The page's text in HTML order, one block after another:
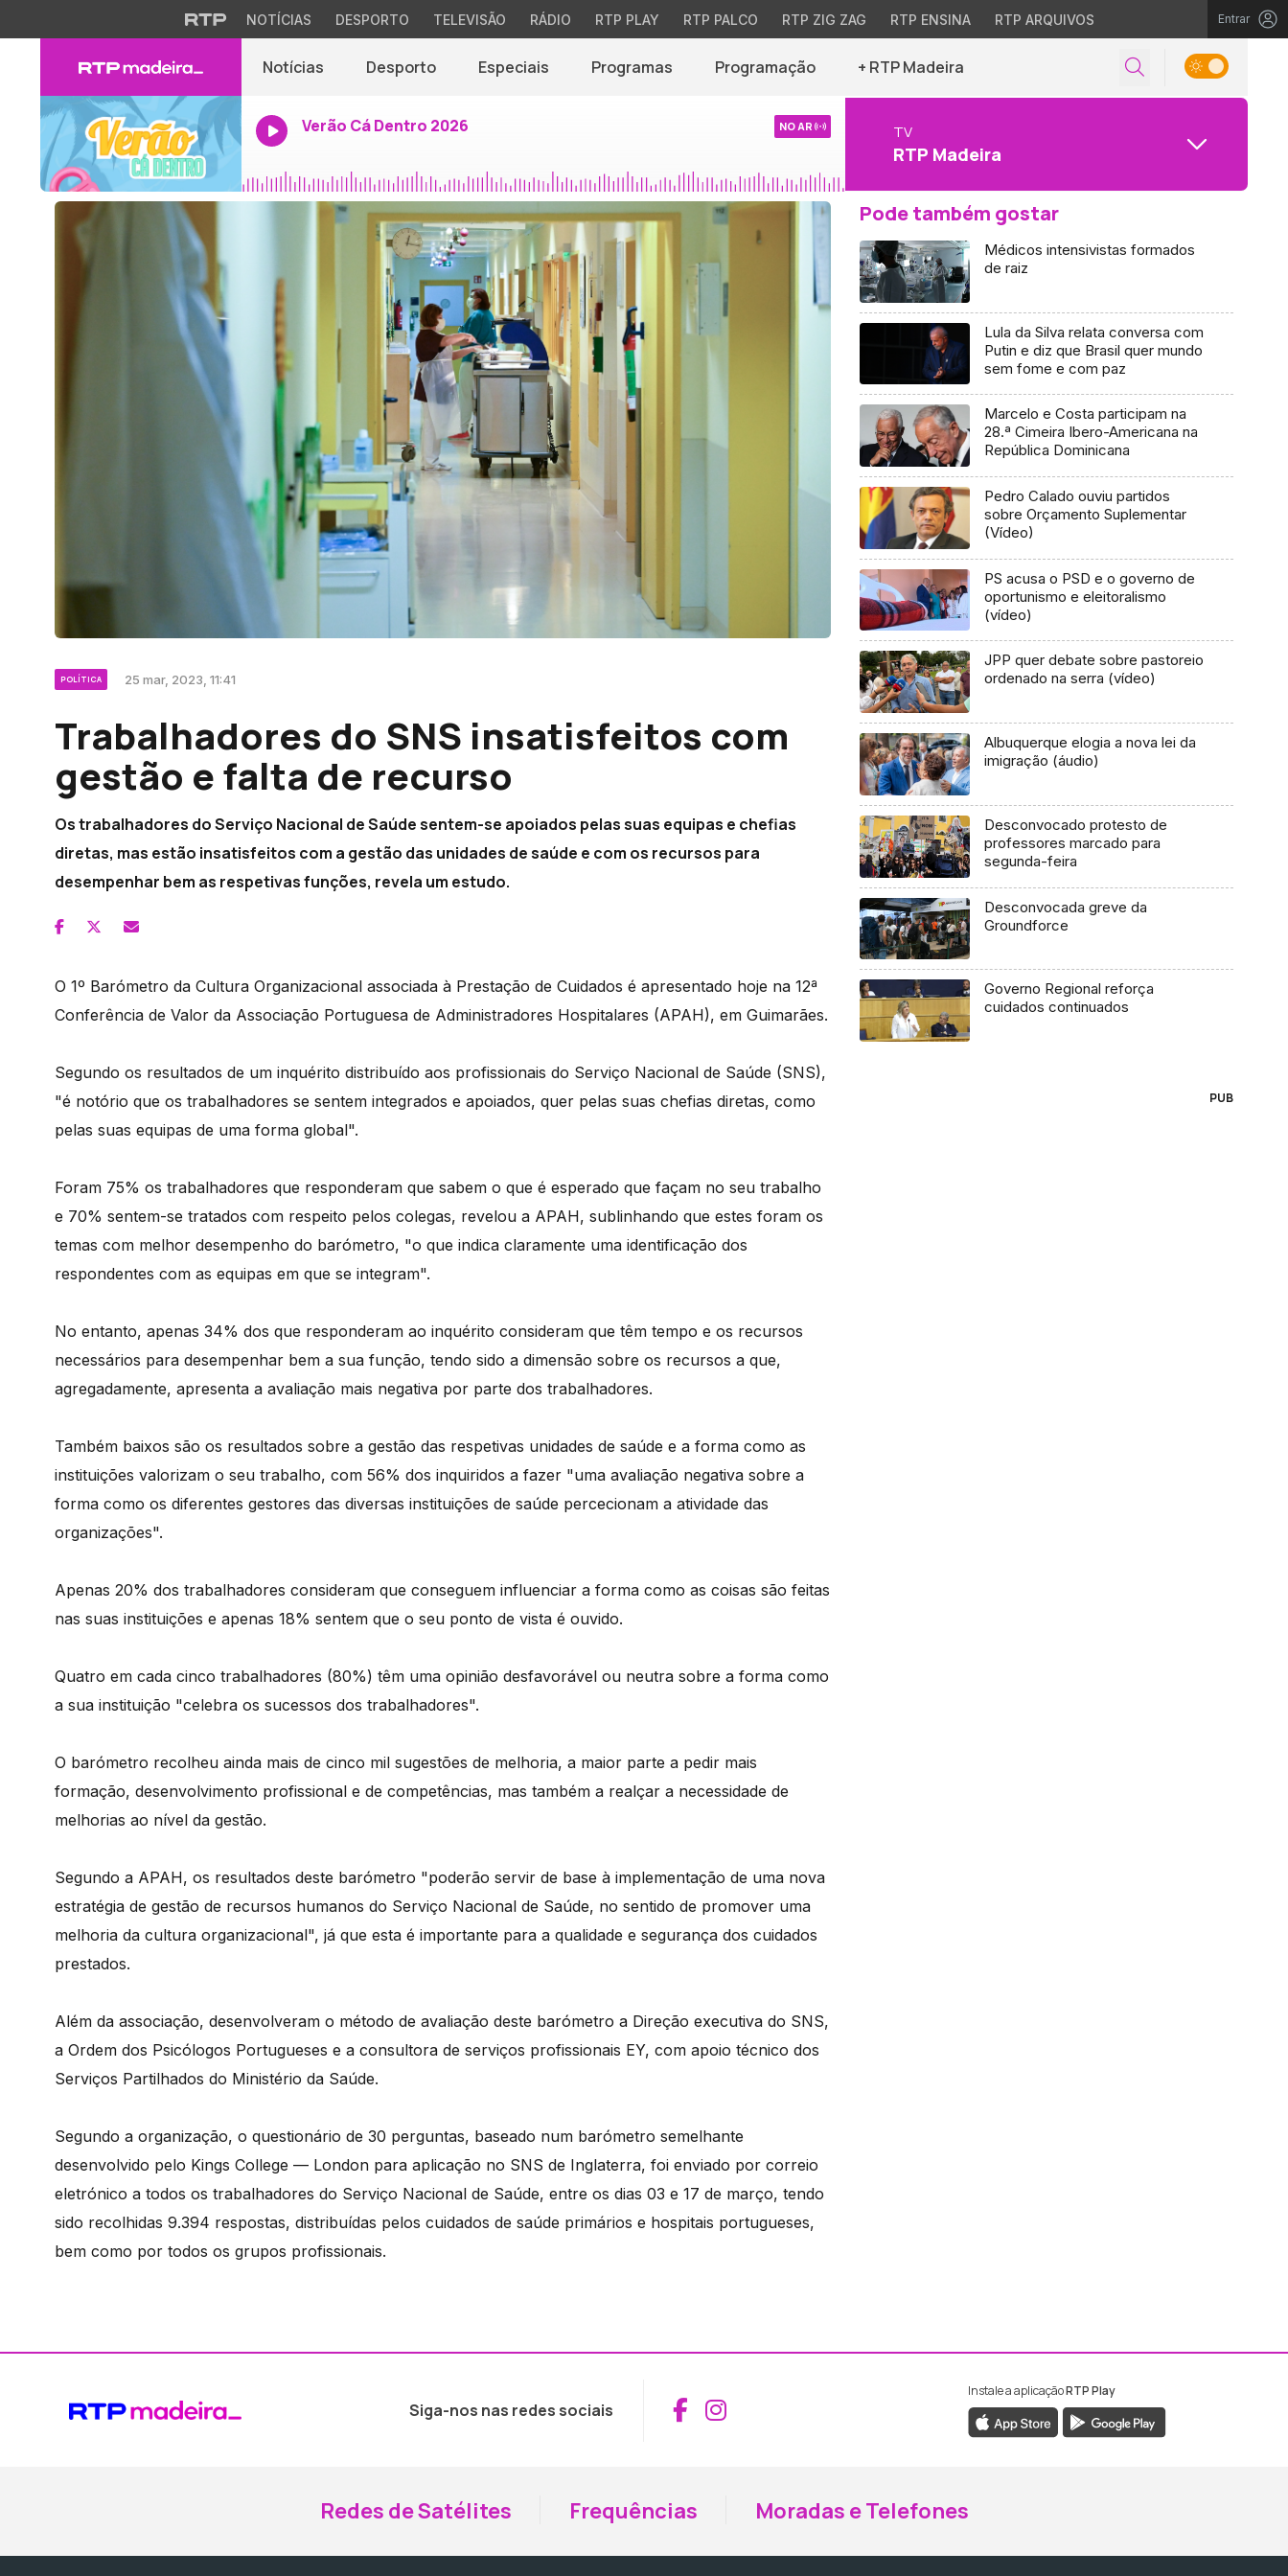
NOTÍCIAS DESPORTO TELEVISÃO RÁDIO RTP PLAY RTP PALCO RTP ZIG ZAG RTP ENSINA RTP ARQUIVOS Entrar
Notícias Desporto Especiais Programas Programação + RTP Madeira
Verão Cá Dentro 2026 NO AR TV
RTP Madeira
POLÍTICA 25 mar, 2023, 11:41
Trabalhadores do SNS insatisfeitos com
gestão e falta de recurso
Os trabalhadores do Serviço Nacional de Saúde sentem-se apoiados pelas suas equipas e chefias
diretas, mas estão insatisfeitos com a gestão das unidades de saúde e com os recursos para
desempenhar bem as respetivas funções, revela um estudo.
O 1º Barómetro da Cultura Organizacional associada à Prestação de Cuidados é apresentado hoje na 12ª
Conferência de Valor da Associação Portuguesa de Administradores Hospitalares (APAH), em Guimarães.
Segundo os resultados de um inquérito distribuído aos profissionais do Serviço Nacional de Saúde (SNS),
"é notório que os trabalhadores se sentem integrados e apoiados, quer pelas suas chefias diretas, como
pelas suas equipas de uma forma global".
Foram 75% os trabalhadores que responderam que sabem o que é esperado que façam no seu trabalho
e 70% sentem-se tratados com respeito pelos colegas, revelou a APAH, sublinhando que estes foram os
temas com melhor desempenho do barómetro, "o que indica claramente uma identificação dos
respondentes com as equipas em que se integram".
No entanto, apenas 34% dos que responderam ao inquérito consideram que têm tempo e os recursos
necessários para desempenhar bem a sua função, tendo sido a dimensão sobre os recursos a que,
agregadamente, apresenta a avaliação mais negativa por parte dos trabalhadores.
Também baixos são os resultados sobre a gestão das respetivas unidades de saúde e a forma como as
instituições valorizam o seu trabalho, com 56% dos inquiridos a fazer "uma avaliação negativa sobre a
forma como os diferentes gestores das diversas instituições de saúde percecionam a atividade das
organizações".
Apenas 20% dos trabalhadores consideram que conseguem influenciar a forma como as coisas são feitas
nas suas instituições e apenas 18% sentem que o seu ponto de vista é ouvido.
Quatro em cada cinco trabalhadores (80%) têm uma opinião desfavorável ou neutra sobre a forma como
a sua instituição "celebra os sucessos dos trabalhadores".
O barómetro recolheu ainda mais de cinco mil sugestões de melhoria, a maior parte a pedir mais
formação, desenvolvimento profissional e de competências, mas também a realçar a necessidade de
melhorias ao nível da gestão.
Segundo a APAH, os resultados deste barómetro "poderão servir de base à implementação de uma nova
estratégia de gestão de recursos humanos do Serviço Nacional de Saúde, no sentido de promover uma
melhoria da cultura organizacional", já que esta é importante para a qualidade e segurança dos cuidados
prestados.
Além da associação, desenvolveram o método de avaliação deste barómetro a Direção executiva do SNS,
a Ordem dos Psicólogos Portugueses e a consultora de serviços profissionais EY, com apoio técnico dos
Serviços Partilhados do Ministério da Saúde.
Segundo a organização, o questionário de 30 perguntas, baseado num barómetro semelhante
desenvolvido pelo Kings College — London para aplicação no SNS de Inglaterra, foi enviado por correio
eletrónico a todos os trabalhadores do Serviço Nacional de Saúde, entre os dias 03 e 17 de março, tendo
sido recolhidas 9.394 respostas, distribuídas pelos cuidados de saúde primários e hospitais portugueses,
bem como por todos os grupos profissionais.
Pode também gostar
Médicos intensivistas formados
de raiz
Lula da Silva relata conversa com
Putin e diz que Brasil quer mundo
sem fome e com paz
Marcelo e Costa participam na
28.ª Cimeira Ibero-Americana na
República Dominicana
Pedro Calado ouviu partidos
sobre Orçamento Suplementar
(Vídeo)
PS acusa o PSD e o governo de
oportunismo e eleitoralismo
(vídeo)
JPP quer debate sobre pastoreio
ordenado na serra (vídeo)
Albuquerque elogia a nova lei da
imigração (áudio)
Desconvocado protesto de
professores marcado para
segunda-feira
Desconvocada greve da
Groundforce
Governo Regional reforça
cuidados continuados
PUB
Siga-nos nas redes sociais Aceder ao Facebook da RTP Madeira
Aceder ao Instagram da RTP Madeira
Instale a aplicaçãoRTP Play
Redes de Satélites Frequências Moradas e Telefones